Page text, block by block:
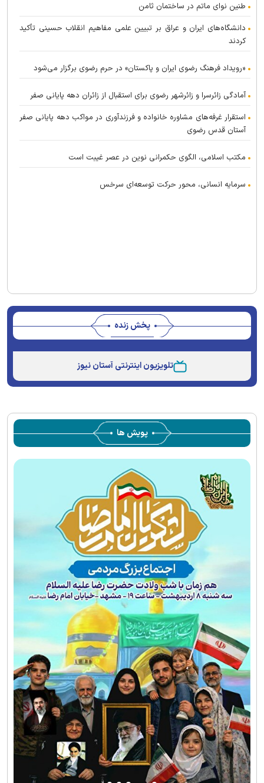
طنین نوای ماتم در ساختمان ثامن
دانشگاه‌های ایران و عراق بر تبیین علمی مفاهیم انقلاب حسینی تأکید
کردند
«رویداد فرهنگ رضوی ایران و پاکستان» در حرم رضوی برگزار می‌شود
آمادگی زائرسرا و زائرشهر رضوی برای استقبال از زائران دهه پایانی صفر
استقرار غرفه‌های مشاوره خانواده و فرزندآوری در مواکب دهه پایانی صفر
آستان قدس رضوی
مکتب اسلامی، الگوی حکمرانی نوین در عصر غیبت است
سرمایه انسانی، محور حرکت توسعه‌ای سرخس
پخش زنده
تلویزیون اینترنتی آستان نیوز
پویش ها